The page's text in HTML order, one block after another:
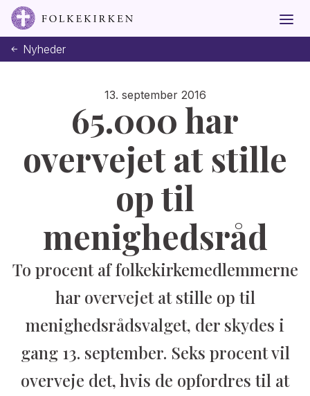
Nyheder
13. september 2016
65.000 har
overvejet at stille
op til
menighedsråd
To procent af folkekirkemedlemmerne
har overvejet at stille op til
menighedsrådsvalget, der skydes i
gang 13. september. Seks procent vil
overveje det, hvis de opfordres til at